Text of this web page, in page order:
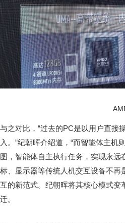
与之对比，“过去的PC是以用户直接
入。”纪朝晖介绍道，“而智能体主
图，智能体自主执行任务，实现永远
标、显示器等传统人机交互设备不
互的新范式。纪朝晖将其核心模式
迁。